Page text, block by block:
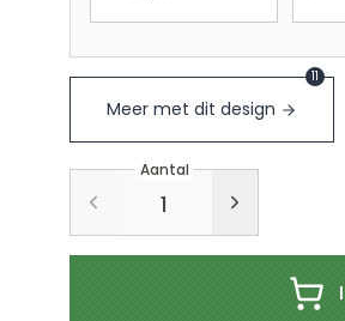
Meer met dit design
11
Aantal